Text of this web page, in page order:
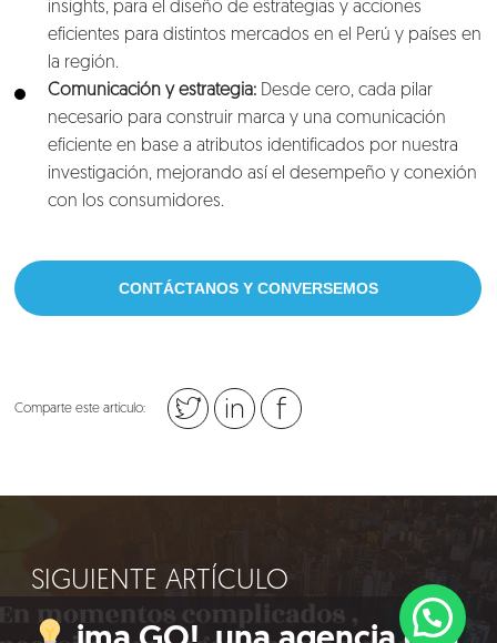
insights, para el diseño de estrategias y acciones
eficientes para distintos mercados en el Perú y países en
la región.
Comunicación y estrategia: Desde cero, cada pilar
necesario para construir marca y una comunicación
eficiente en base a atributos identificados por nuestra
investigación, mejorando así el desempeño y conexión
con los consumidores.
CONTÁCTANOS Y CONVERSEMOS
Comparte este artículo:
SIGUIENTE ARTÍCULO